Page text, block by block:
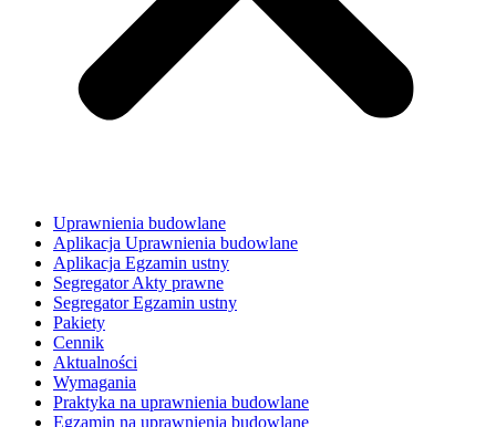
Uprawnienia budowlane
Aplikacja Uprawnienia budowlane
Aplikacja Egzamin ustny
Segregator Akty prawne
Segregator Egzamin ustny
Pakiety
Cennik
Aktualności
Wymagania
Praktyka na uprawnienia budowlane
Egzamin na uprawnienia budowlane